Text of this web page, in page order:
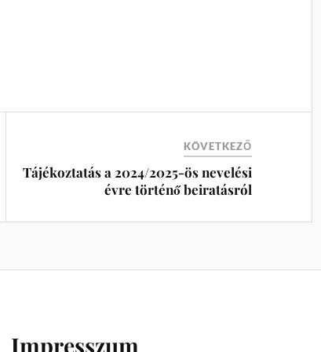
KÖVETKEZŐ
Tájékoztatás a 2024/2025-ös nevelési
évre történő beiratásról
Impresszum